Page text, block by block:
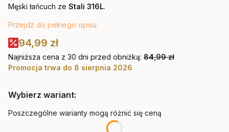
Męski łańcuch ze Stali 316L.
Przejdź do pełnego opisu
94,99 zł
Najniższa cena z 30 dni przed obniżką: 84,99 zł
Promocja trwa do 8 sierpnia 2026
Wybierz wariant:
Poszczególne warianty mogą różnić się ceną